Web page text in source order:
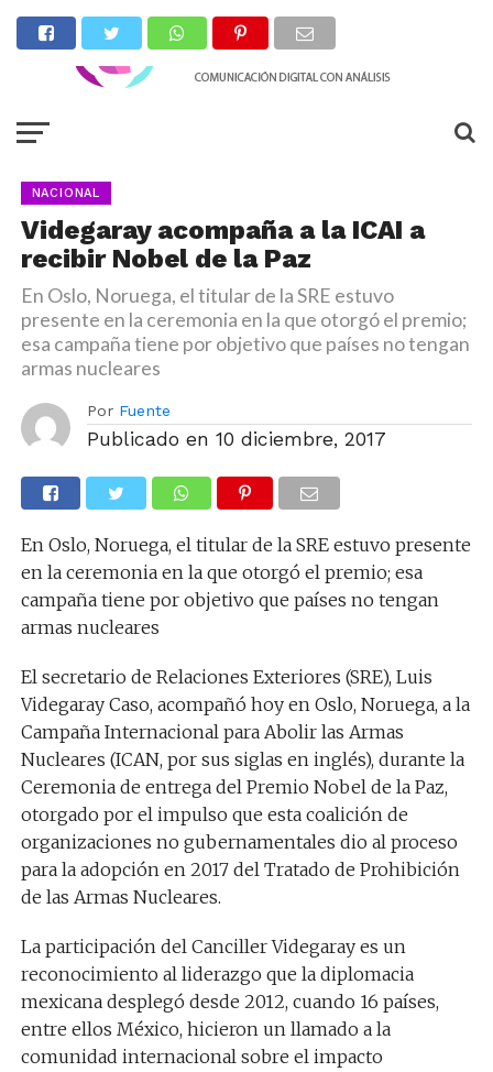
NACIONAL
Videgaray acompaña a la ICAI a
recibir Nobel de la Paz
En Oslo, Noruega, el titular de la SRE estuvo
presente en la ceremonia en la que otorgó el premio;
esa campaña tiene por objetivo que países no tengan
armas nucleares
Por Fuente
Publicado en 10 diciembre, 2017
En Oslo, Noruega, el titular de la SRE estuvo presente
en la ceremonia en la que otorgó el premio; esa
campaña tiene por objetivo que países no tengan
armas nucleares
El secretario de Relaciones Exteriores (SRE), Luis
Videgaray Caso, acompañó hoy en Oslo, Noruega, a la
Campaña Internacional para Abolir las Armas
Nucleares (ICAN, por sus siglas en inglés), durante la
Ceremonia de entrega del Premio Nobel de la Paz,
otorgado por el impulso que esta coalición de
organizaciones no gubernamentales dio al proceso
para la adopción en 2017 del Tratado de Prohibición
de las Armas Nucleares.
La participación del Canciller Videgaray es un
reconocimiento al liderazgo que la diplomacia
mexicana desplegó desde 2012, cuando 16 países,
entre ellos México, hicieron un llamado a la
comunidad internacional sobre el impacto